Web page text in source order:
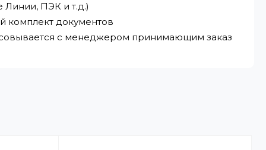
Линии, ПЭК и т.д.)
комплект документов
с менеджером принимающим заказ